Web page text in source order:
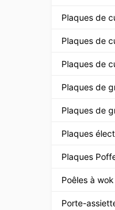
Plaques de
Plaques de
Plaques de
Plaques de
Plaques de
Plaques
Plaques
Poêles à wok
Porte-